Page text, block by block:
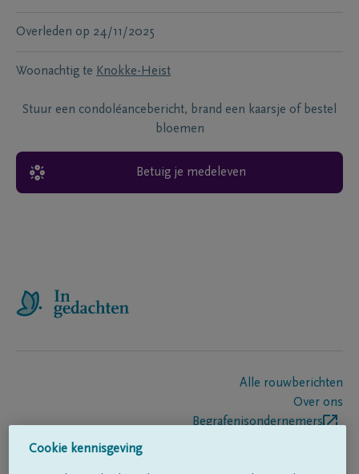
Overleden op 24/11/2025
Woonachtig te Knokke-Heist
Stuur een condoléancebericht, brand een kaarsje of bestel
bloemen
Betuig je medeleven
Alle rouwberichten
Over ons
Begrafenisondernemers
Cookie kennisgeving